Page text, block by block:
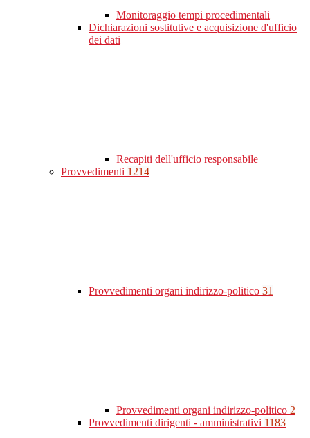
Monitoraggio tempi procedimentali
Dichiarazioni sostitutive e acquisizione d'ufficio
dei dati
Recapiti dell'ufficio responsabile
Provvedimenti 1214
Provvedimenti organi indirizzo-politico 31
Provvedimenti organi indirizzo-politico 2
Provvedimenti dirigenti - amministrativi 1183